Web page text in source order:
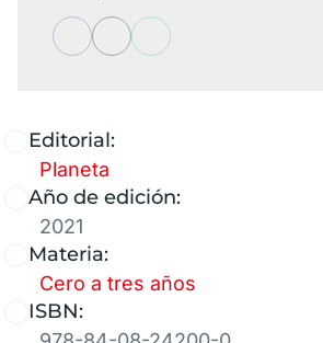
Editorial:
Planeta
Año de edición:
2021
Materia:
Cero a tres años
ISBN: